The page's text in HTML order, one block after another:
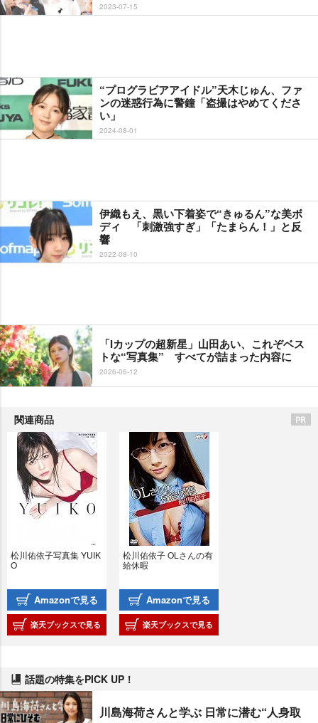
2023-07-15
“プログラビアアイドル”天木じゅん、ファ
ンの迷惑行為に警鐘「盗撮はやめてくださ
い」
2024-08-01
伊織もえ、黒い下着姿で“きゅるん”な美ボ
ディ 「刺激強すぎ」「たまらん！」と反
響
2022-08-10
「Iカップの超新星」山田あい、これぞベス
トな“写真集” すべてが詰まった内容に
2026-06-12
関連商品
松川佑依子写真集 YUIK
O
Amazonで見る
楽天ブックスで見る
松川佑依子 OLさんの有
給休暇
Amazonで見る
楽天ブックスで見る
話題の特集をPICK UP！
川島海荷さんと学ぶ 日常に潜む“人身取